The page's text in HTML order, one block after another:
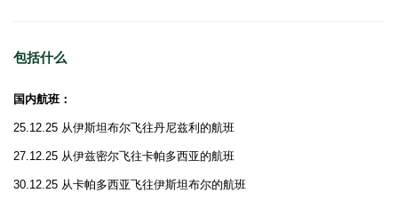
包括什么
国内航班：
25.12.25 从伊斯坦布尔飞往丹尼兹利的航班
27.12.25 从伊兹密尔飞往卡帕多西亚的航班
30.12.25 从卡帕多西亚飞往伊斯坦布尔的航班